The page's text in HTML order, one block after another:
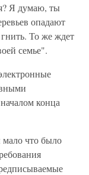
Я думаю, ты
опадают
гнить. То же ждет
семье".
конца
мало что было